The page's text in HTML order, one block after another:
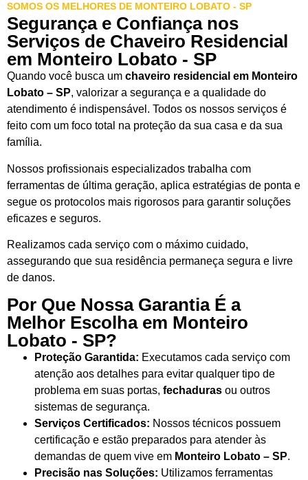
SOMOS OS MELHORES DE MONTEIRO LOBATO - SP
Segurança e Confiança nos
Serviços de Chaveiro Residencial
em Monteiro Lobato - SP
Quando você busca um chaveiro residencial em Monteiro
Lobato – SP, valorizar a segurança e a qualidade do
atendimento é indispensável. Todos os nossos serviços é
feito com um foco total na proteção da sua casa e da sua
família.
Nossos profissionais especializados trabalha com
ferramentas de última geração, aplica estratégias de ponta e
segue os protocolos mais rigorosos para garantir soluções
eficazes e seguros.
Realizamos cada serviço com o máximo cuidado,
assegurando que sua residência permaneça segura e livre
de danos.
Por Que Nossa Garantia É a
Melhor Escolha em Monteiro
Lobato - SP?
Proteção Garantida: Executamos cada serviço com
atenção aos detalhes para evitar qualquer tipo de
problema em suas portas, fechaduras ou outros
sistemas de segurança.
Serviços Certificados: Nossos técnicos possuem
certificação e estão preparados para atender às
demandas de quem vive em Monteiro Lobato – SP.
Precisão nas Soluções: Utilizamos ferramentas